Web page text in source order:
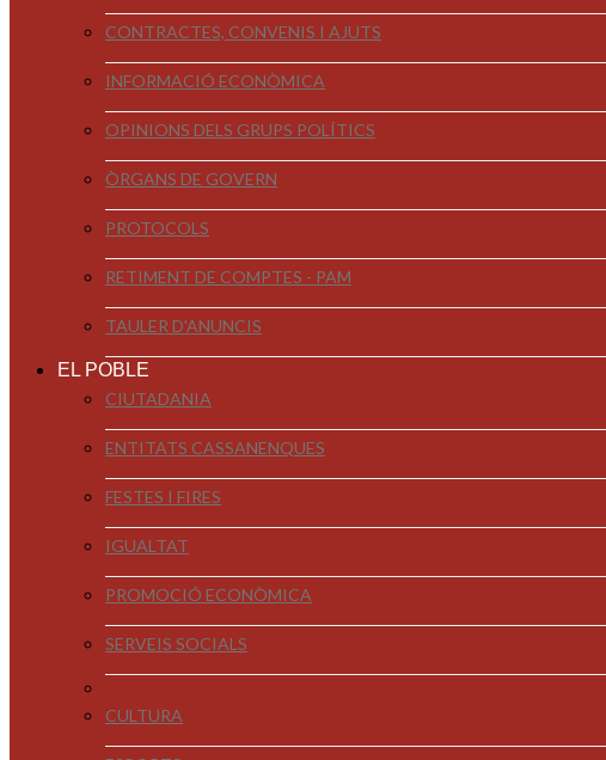
CONTRACTES, CONVENIS I AJUTS
INFORMACIÓ ECONÒMICA
OPINIONS DELS GRUPS POLÍTICS
ÒRGANS DE GOVERN
PROTOCOLS
RETIMENT DE COMPTES - PAM
TAULER D'ANUNCIS
EL POBLE
CIUTADANIA
ENTITATS CASSANENQUES
FESTES I FIRES
IGUALTAT
PROMOCIÓ ECONÒMICA
SERVEIS SOCIALS
CULTURA